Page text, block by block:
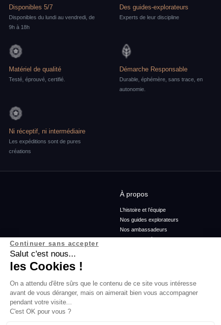
Disponibles 5/7
Disponibles du lundi au vendredi, de
9h à 18h
Des guides-explorateurs
Experts de leur discipline
Matériel de qualité
Testé, éprouvé, certifié.
Démarche Responsable
Durable, éphémère, sans trace, en
autonomie.
Ni réceptif, ni intermédiaire
Les expéditions sont de pures
créations
À propos
L’histoire et l’équipe
Nos guides explorateurs
Nos ambassadeurs
Confidentialité et mentions
Services
Rejoins-nous
Agence
Blog
Continuer sans accepter
Salut c'est nous...
les Cookies !
On a attendu d'être sûrs que le contenu de ce site vous intéresse
avant de vous déranger, mais on aimerait bien vous accompagner
pendant votre visite...
C'est OK pour vous ?